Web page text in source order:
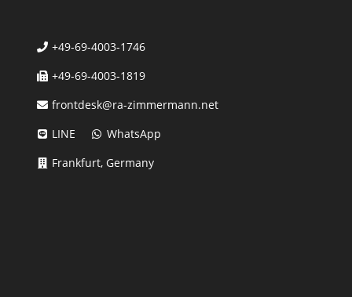
+49-69-4003-1746
+49-69-4003-1819
frontdesk@ra-zimmermann.net
LINE
WhatsApp
Frankfurt, Germany